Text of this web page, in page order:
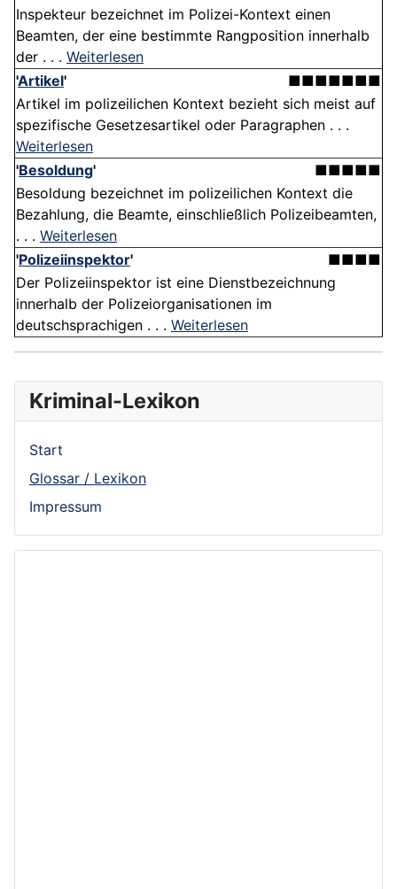
Inspekteur bezeichnet im Polizei-Kontext einen
Beamten, der eine bestimmte Rangposition innerhalb
der . . . Weiterlesen
'Artikel'
■■■■■■■
Artikel im polizeilichen Kontext bezieht sich meist auf
spezifische Gesetzesartikel oder Paragraphen . . .
Weiterlesen
'Besoldung'
■■■■■
Besoldung bezeichnet im polizeilichen Kontext die
Bezahlung, die Beamte, einschließlich Polizeibeamten,
. . . Weiterlesen
'Polizeiinspektor'
■■■■
Der Polizeiinspektor ist eine Dienstbezeichnung
innerhalb der Polizeiorganisationen im
deutschsprachigen . . . Weiterlesen
Kriminal-Lexikon
Start
Glossar / Lexikon
Impressum